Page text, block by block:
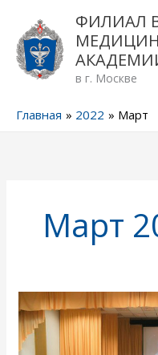
содержимому
ФИЛИАЛ
в г. Москве
Главная 2022 Март
Март
Встреча
руководства
юнармейского